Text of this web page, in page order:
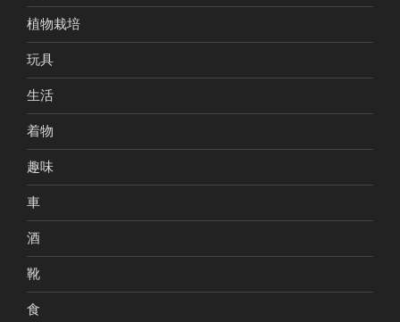
植物栽培
玩具
生活
着物
趣味
車
酒
靴
食